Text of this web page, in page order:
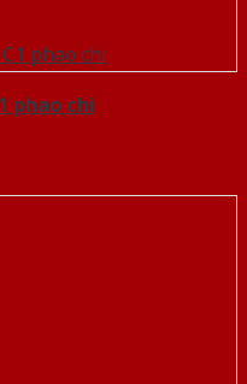
phao chi